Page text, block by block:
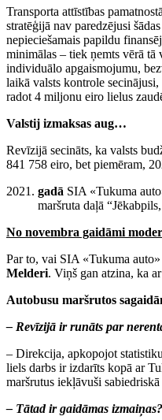
Transporta attīstības
stratēģijā nav paredzējusi
nepieciešamais papildu
minimālas – tiek ņemts vērā tā
individuālo apgaismojumu,
laikā valsts kontrole
radot 4 miljonu eiro lielus
Valstij izmaksas aug…
Revīzijā secināts, ka valsts
841 758 eiro, bet piemēram,
gadā SIA «Tukuma
maršruta daļā
No novembra gaidāmi
Par to, vai SIA «Tukuma
Melderi. Viņš gan atzina, ka
Autobusu maršrutos
– Revīzijā ir runāts par
– Direkcija, apkopojot
liels darbs ir izdarīts kopā ar
maršrutus iekļāvuši
– Tātad ir gaidāmas izmaiņas?